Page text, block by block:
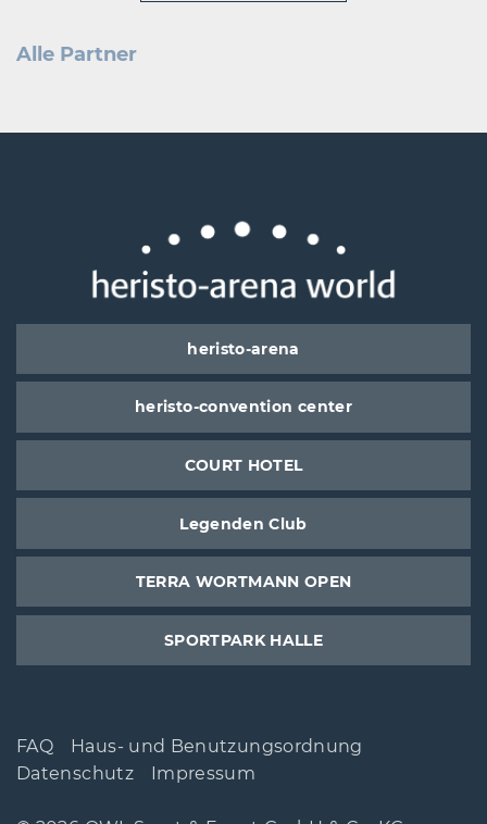
Alle Partner
heristo-arena
heristo-convention center
COURT HOTEL
Legenden Club
TERRA WORTMANN OPEN
SPORTPARK HALLE
FAQ
Haus- und Benutzungsordnung
Datenschutz
Impressum